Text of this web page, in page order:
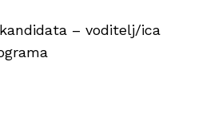
– voditelj/ica